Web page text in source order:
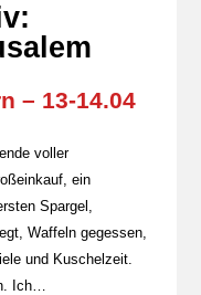
– 13-14.04
voller
ein
Spargel,
Waffeln gegessen,
und Kuschelzeit.
Ich…